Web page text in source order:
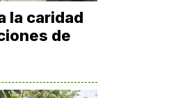
la caridad
de